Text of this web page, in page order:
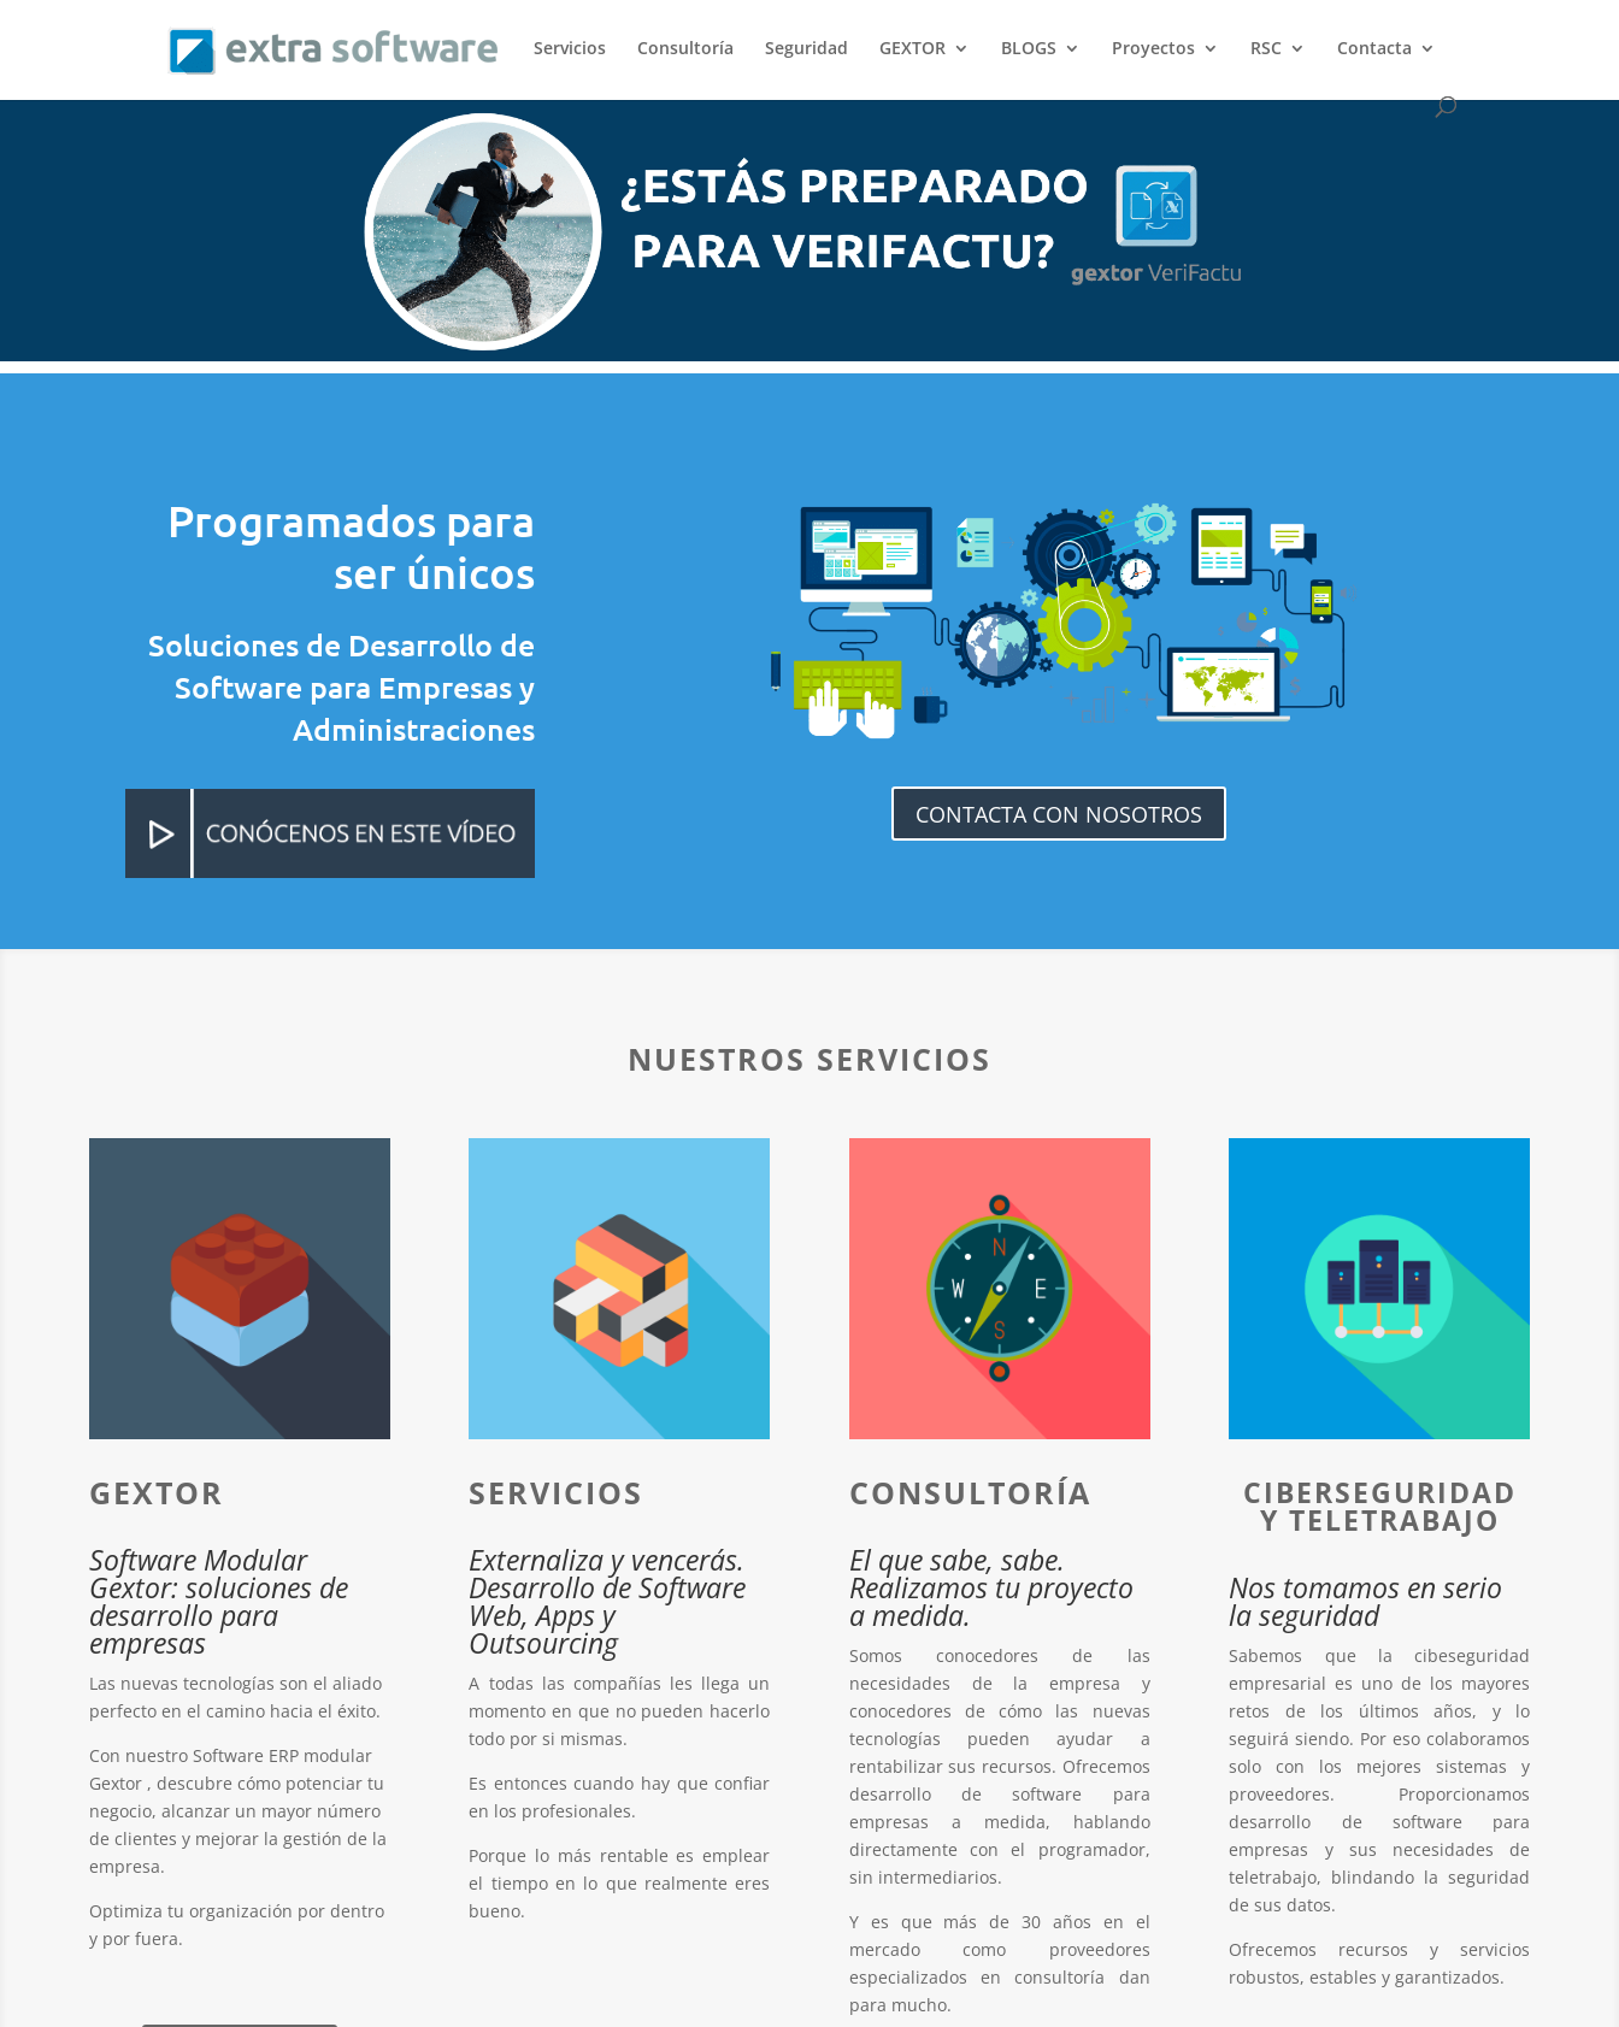
Servicios Consultoría Seguridad GEXTOR BLOGS Proyectos RSC Contacta
Programados para
ser únicos
Soluciones de Desarrollo de
Software para Empresas y
Administraciones
CONTACTA CON NOSOTROS
NUESTROS SERVICIOS
GEXTOR
Software Modular
Gextor: soluciones de
desarrollo para
empresas
Las nuevas tecnologías son el aliado
perfecto en el camino hacia el éxito.
Con nuestro Software ERP modular
Gextor , descubre cómo potenciar tu
negocio, alcanzar un mayor número
de clientes y mejorar la gestión de la
empresa.
Optimiza tu organización por dentro
y por fuera.
SERVICIOS
Externaliza y vencerás.
Desarrollo de Software
Web, Apps y
Outsourcing
A todas las compañías les llega un
momento en que no pueden hacerlo
todo por si mismas.
Es entonces cuando hay que confiar
en los profesionales.
Porque lo más rentable es emplear
el tiempo en lo que realmente eres
bueno.
CONSULTORÍA
El que sabe, sabe.
Realizamos tu proyecto
a medida.
Somos conocedores de las
necesidades de la empresa y
conocedores de cómo las nuevas
tecnologías pueden ayudar a
rentabilizar sus recursos. Ofrecemos
desarrollo de software para
empresas a medida, hablando
directamente con el programador,
sin intermediarios.
Y es que más de 30 años en el
mercado como proveedores
especializados en consultoría dan
para mucho.
CIBERSEGURIDAD
Y TELETRABAJO
Nos tomamos en serio
la seguridad
Sabemos que la cibeseguridad
empresarial es uno de los mayores
retos de los últimos años, y lo
seguirá siendo. Por eso colaboramos
solo con los mejores sistemas y
proveedores. Proporcionamos
desarrollo de software para
empresas y sus necesidades de
teletrabajo, blindando la seguridad
de sus datos.
Ofrecemos recursos y servicios
robustos, estables y garantizados.